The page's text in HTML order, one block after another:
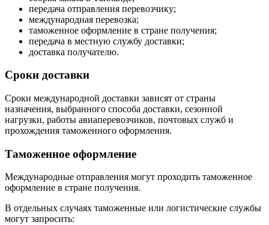
передача отправления перевозчику;
международная перевозка;
таможенное оформление в стране получения;
передача в местную службу доставки;
доставка получателю.
Сроки доставки
Сроки международной доставки зависят от страны
назначения, выбранного способа доставки, сезонной
нагрузки, работы авиаперевозчиков, почтовых служб и
прохождения таможенного оформления.
Таможенное оформление
Международные отправления могут проходить таможенное
оформление в стране получения.
В отдельных случаях таможенные или логистические службы
могут запросить: